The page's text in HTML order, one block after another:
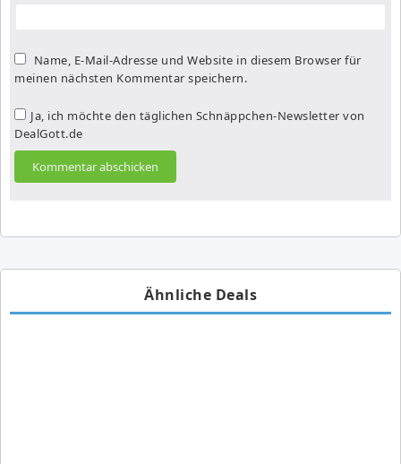
Name, E-Mail-Adresse und Website in diesem Browser für
meinen nächsten Kommentar speichern.
Ja, ich möchte den täglichen Schnäppchen-Newsletter von
DealGott.de
Ähnliche Deals